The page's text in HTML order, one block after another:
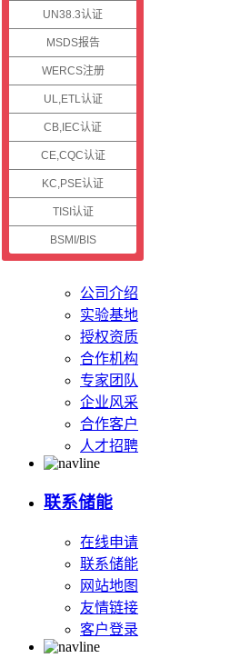
证书查询
报告查询
认证资讯
公司新闻
认证资讯
技术资讯
认证案例
关于储能
公司介绍
实验基地
授权资质
合作机构
专家团队
企业风采
合作客户
人才招聘
联系储能
在线申请
联系储能
网站地图
友情链接
客户登录
UN38.3认证
MSDS报告
WERCS注册
UL,ETL认证
CB,IEC认证
CE,CQC认证
KC,PSE认证
TISI认证
BSMI/BIS